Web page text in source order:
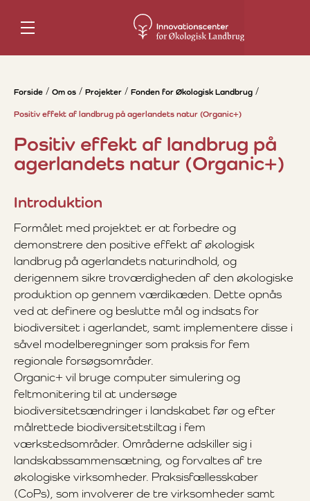
Forside Om os Projekter Fonden for Økologisk Landbrug
Positiv effekt af landbrug på agerlandets natur (Organic+)
Positiv effekt af landbrug på
agerlandets natur (Organic+)
Introduktion
Formålet med projektet er at forbedre og
demonstrere den positive effekt af økologisk
landbrug på agerlandets naturindhold, og
derigennem sikre troværdigheden af den økologiske
produktion op gennem værdikæden. Dette opnås
ved at definere og beslutte mål og indsats for
biodiversitet i agerlandet, samt implementere disse i
såvel modelberegninger som praksis for fem
regionale forsøgsområder.
Organic+ vil bruge computer simulering og
feltmonitering til at undersøge
biodiversitetsændringer i landskabet før og efter
målrettede biodiversitetstiltag i fem
værkstedsområder. Områderne adskiller sig i
landskabssammensætning, og forvaltes af tre
økologiske virksomheder. Praksisfællesskaber
(CoPs), som involverer de tre virksomheder samt